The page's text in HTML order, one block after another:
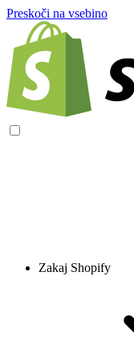
Preskoči na vsebino
Zakaj Shopify